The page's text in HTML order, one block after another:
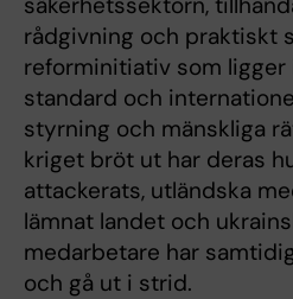
rådgivning och praktiskt
reforminitiativ som ligger
standard och
styrning och mänskliga
kriget bröt ut har deras
attackerats, utländska
lämnat landet och
medarbetare har
och gå ut i strid.